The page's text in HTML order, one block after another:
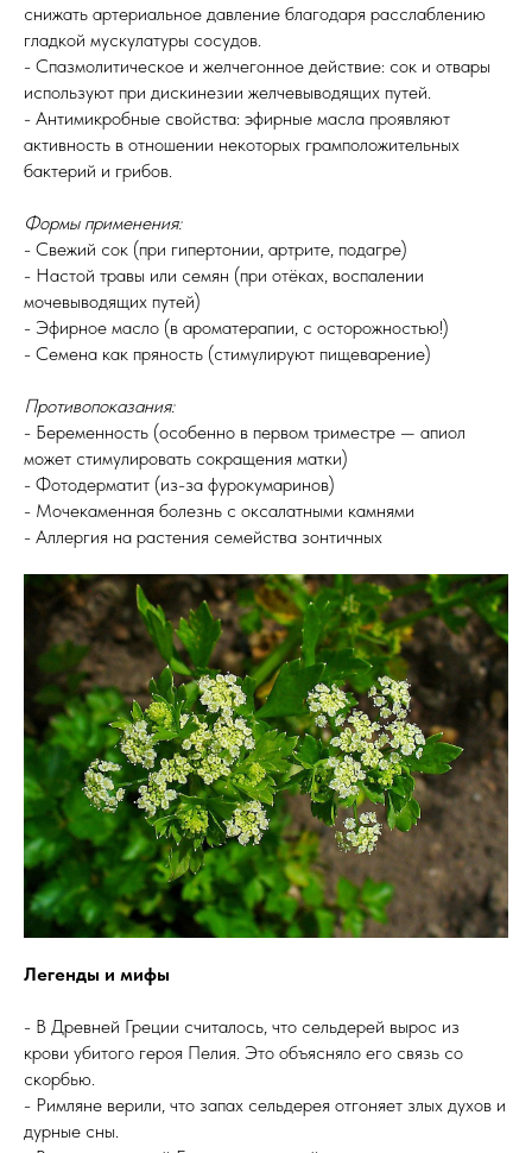
снижать артериальное давление благодаря расслаблению
гладкой мускулатуры сосудов.
- Спазмолитическое и желчегонное действие: сок и отвары
используют при дискинезии желчевыводящих путей.
- Антимикробные свойства: эфирные масла проявляют
активность в отношении некоторых грамположительных
бактерий и грибов.
Формы применения:
- Свежий сок (при гипертонии, артрите, подагре)
- Настой травы или семян (при отёках, воспалении
мочевыводящих путей)
- Эфирное масло (в ароматерапии, с осторожностью!)
- Семена как пряность (стимулируют пищеварение)
Противопоказания:
- Беременность (особенно в первом триместре — апиол
может стимулировать сокращения матки)
- Фотодерматит (из-за фурокумаринов)
- Мочекаменная болезнь с оксалатными камнями
- Аллергия на растения семейства зонтичных
Легенды и мифы
- В Древней Греции считалось, что сельдерей вырос из
крови убитого героя Пелия. Это объясняло его связь со
скорбью.
- Римляне верили, что запах сельдерея отгоняет злых духов и
дурные сны.